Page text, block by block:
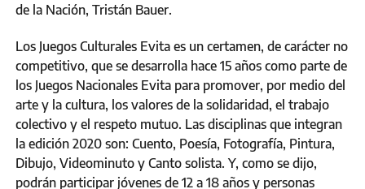
de la Nación, Tristán Bauer.
Los Juegos Culturales Evita es un certamen, de carácter no
competitivo, que se desarrolla hace 15 años como parte de
los Juegos Nacionales Evita para promover, por medio del
arte y la cultura, los valores de la solidaridad, el trabajo
colectivo y el respeto mutuo. Las disciplinas que integran
la edición 2020 son: Cuento, Poesía, Fotografía, Pintura,
Dibujo, Videominuto y Canto solista. Y, como se dijo,
podrán participar jóvenes de 12 a 18 años y personas